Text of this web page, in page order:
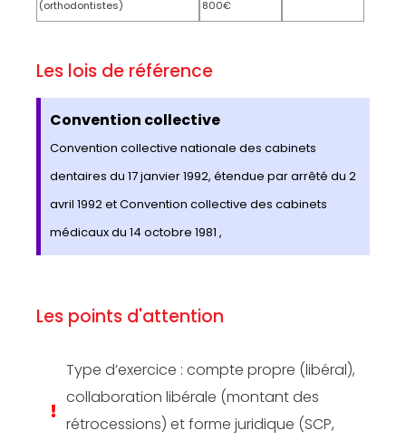
(orthodontistes)
800€
Les lois de référence
Convention collective
Convention collective nationale des cabinets
dentaires du 17 janvier 1992, étendue par arrêté du 2
avril 1992 et Convention collective des cabinets
médicaux du 14 octobre 1981 ,
Les points d'attention
Type d’exercice : compte propre (libéral),
collaboration libérale (montant des
rétrocessions) et forme juridique (SCP,